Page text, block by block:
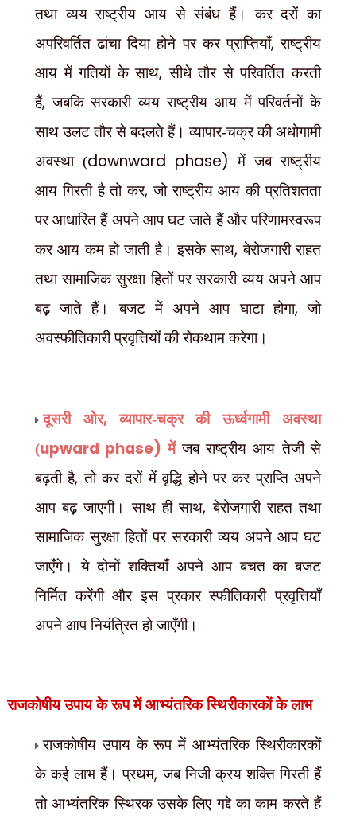
तथा व्यय राष्ट्रीय आय से संबंध हैं। कर दरों का
अपरिवर्तित ढांचा दिया होने पर कर प्राप्तियाँ,राष्ट्रीय
आय में गतियों के साथ,सीधे तौर से परिवर्तित करती
हैं,जबकि सरकारी व्यय राष्ट्रीय आय में परिवर्तनों के
साथ उलट तौर से बदलते हैं। व्यापार-चक्र की अधोगामी
अवस्था (downward phase)में जब राष्ट्रीय
आय गिरती है तो कर,जो राष्ट्रीय आय की प्रतिशतता
पर आधारित हैं अपने आप घट जाते हैं और परिणामस्वरूप
कर आय कम हो जाती है। इसके साथ,बेरोजगारी राहत
तथा सामाजिक सुरक्षा हितों पर सरकारी व्यय अपने आप
बढ़ जाते हैं। बजट में अपने आप घाटा होगा,जो
अवस्फीतिकारी प्रवृत्तियों की रोकथाम करेगा।
दूसरी ओर,व्यापार-चक्र की ऊर्ध्वगामी अवस्था
(upward phase)मेंजब राष्ट्रीय आय तेजी से
बढ़ती है,तो कर दरों में वृद्धि होने पर कर प्राप्ति अपने
आप बढ़ जाएगी। साथ ही साथ,बेरोजगारी राहत तथा
सामाजिक सुरक्षा हितों पर सरकारी व्यय अपने आप घट
जाएँगे। ये दोनों शक्तियाँ अपने आप बचत का बजट
निर्मित करेंगी और इस प्रकार स्फीतिकारी प्रवृत्तियाँ
अपने आप नियंत्रित हो जाएँगी।
राजकोषीय उपाय के रूप में आभ्यंतरिक स्थिरीकारकों के लाभ
राजकोषीय उपाय के रूप में आभ्यंतरिक स्थिरीकारकों
के कई लाभ हैं। प्रथम,जब निजी क्रय शक्ति गिरती हैं
तो आभ्यंतरिक स्थिरक उसके लिए गद्दे का काम करते हैं